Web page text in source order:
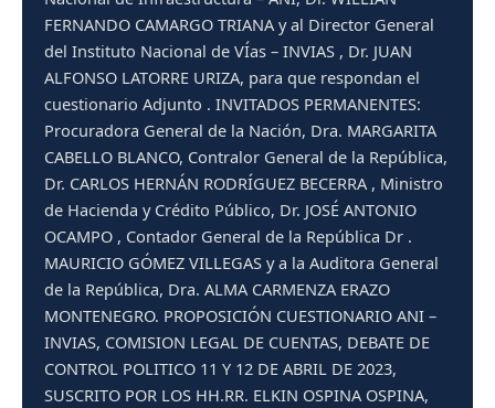
FERNANDO CAMARGO TRIANA y al Director General
del Instituto Nacional de VÍas – INVIAS , Dr. JUAN
ALFONSO LATORRE URIZA, para que respondan el
cuestionario Adjunto . INVITADOS PERMANENTES:
Procuradora General de la Nación, Dra. MARGARITA
CABELLO BLANCO, Contralor General de la República,
Dr. CARLOS HERNÁN RODRÍGUEZ BECERRA , Ministro
de Hacienda y Crédito Público, Dr. JOSÉ ANTONIO
OCAMPO , Contador General de la República Dr .
MAURICIO GÓMEZ VILLEGAS y a la Auditora General
de la República, Dra. ALMA CARMENZA ERAZO
MONTENEGRO. PROPOSICIÓN CUESTIONARIO ANI –
INVIAS, COMISION LEGAL DE CUENTAS, DEBATE DE
CONTROL POLITICO 11 Y 12 DE ABRIL DE 2023,
SUSCRITO POR LOS HH.RR. ELKIN OSPINA OSPINA,